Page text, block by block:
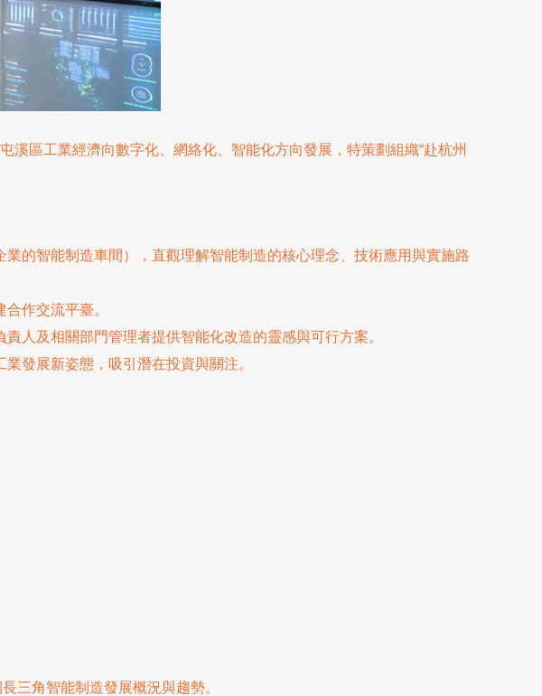
區工業經濟向數字化、網絡化、智能化方向發展，特策劃組織“赴杭州
的智能制造車間），直觀理解智能制造的核心理念、技術應用與實施路
作交流平臺。
人及相關部門管理者提供智能化改造的靈感與可行方案。
發展新姿態，吸引潛在投資與關注。
三角智能制造發展概況與趨勢。